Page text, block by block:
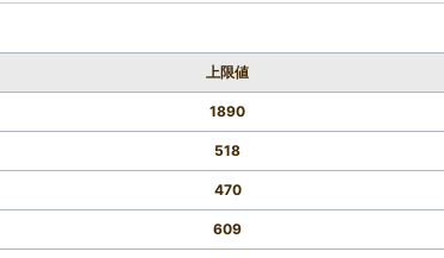
上限値
1890
518
470
609